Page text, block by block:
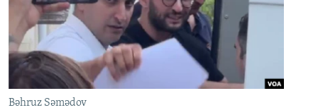
Bəhruz Səmədov